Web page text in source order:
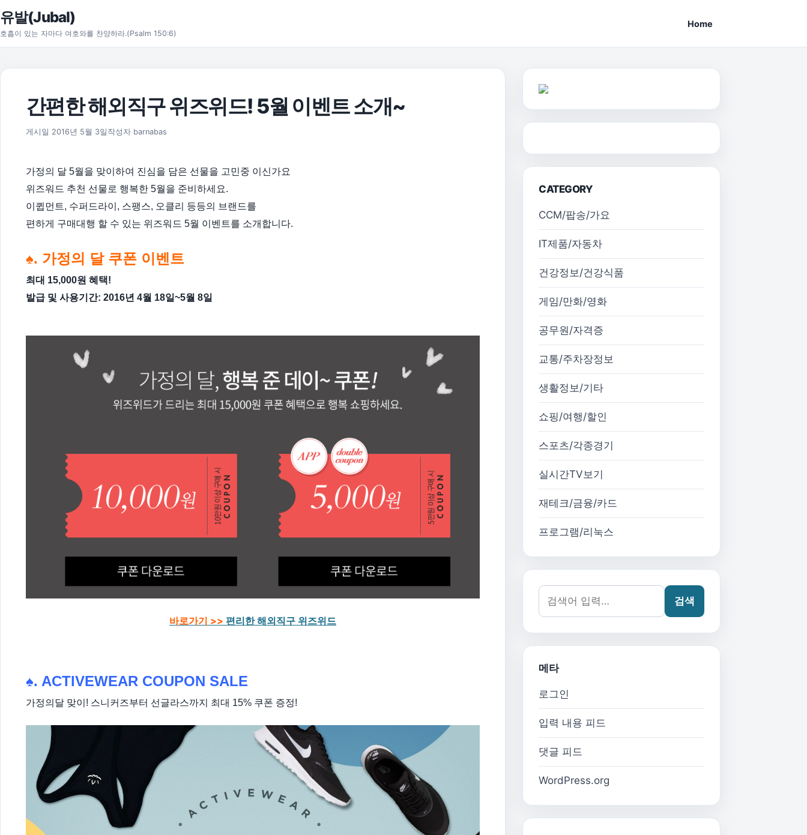
본문으로 건너뛰기
유발(Jubal)
호흡이 있는 자마다 여호와를 찬양하라.(Psalm 150:6)
Home
간편한 해외직구 위즈위드! 5월 이벤트 소개~
게시일 2016년 5월 3일 2016년 5월 28일
작성자 barnabas
가정의 달 5월을 맞이하여 진심을 담은 선물을 고민중 이신가요
위즈워드 추천 선물로 행복한 5월을 준비하세요.
이큅먼트, 수퍼드라이, 스팽스, 오클리 등등의 브랜드를
편하게 구매대행 할 수 있는 위즈워드 5월 이벤트를 소개합니다.
♠. 가정의 달 쿠폰 이벤트
최대 15,000원 혜택!
발급 및 사용기간: 2016년 4월 18일~5월 8일
바로가기 >> 편리한 해외직구 위즈위드
♠. ACTIVEWEAR COUPON SALE
가정의달 맞이! 스니커즈부터 선글라스까지 최대 15% 쿠폰 증정!
CATEGORY
CCM/팝송/가요
IT제품/자동차
건강정보/건강식품
게임/만화/영화
공무원/자격증
교통/주차장정보
생활정보/기타
쇼핑/여행/할인
스포츠/각종경기
실시간TV보기
재테크/금융/카드
프로그램/리눅스
검색어:
검색
메타
로그인
입력 내용 피드
댓글 피드
WordPress.org